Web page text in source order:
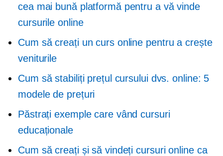
cea mai bună platformă pentru a vă vinde
cursurile online
Cum să creați un curs online pentru a crește
veniturile
Cum să stabiliți prețul cursului dvs. online: 5
modele de prețuri
Păstrați exemple care vând cursuri
educaționale
Cum să creați și să vindeți cursuri online ca